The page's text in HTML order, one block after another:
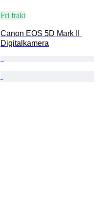
Fri frakt
Canon EOS 5D Mark II
Digitalkamera